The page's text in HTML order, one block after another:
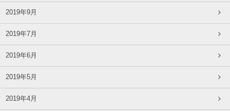
2019年9月
2019年7月
2019年6月
2019年5月
2019年4月